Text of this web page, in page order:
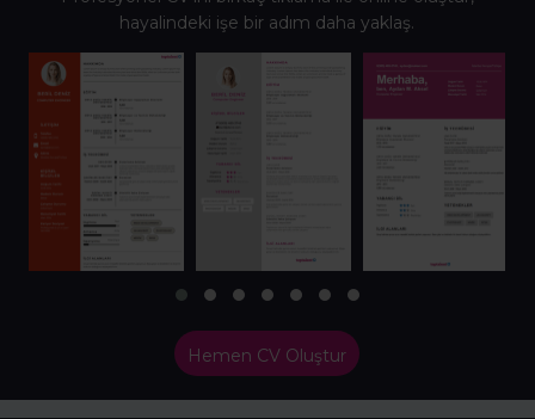
hayalindeki işe bir adım daha yaklaş.
Hemen CV Oluştur